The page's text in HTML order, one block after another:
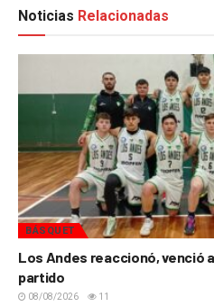
Noticias Relacionadas
BÁSQUET
Los Andes reaccionó, venció
partido
08/08/2026 11